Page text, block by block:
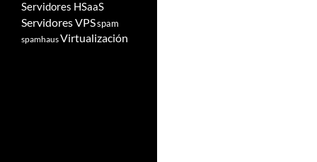
Servidores HSaaS
Servidores VPSspam
spamhausVirtualización